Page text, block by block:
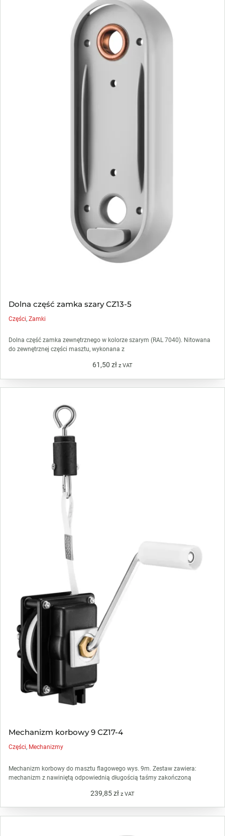
Dolna część zamka szary CZ13-5
Części,Zamki
Dolna część zamka zewnętrznego w kolorze szarym (RAL 7040). Nitowana
do zewnętrznej części masztu, wykonana z
61,50 zł z VAT
Mechanizm korbowy 9 CZ17-4
Części, Mechanizmy
Mechanizm korbowy do masztu flagowego wys. 9m. Zestaw zawiera:
mechanizm z nawiniętą odpowiednią długością taśmy zakończoną
239,85zł z VAT